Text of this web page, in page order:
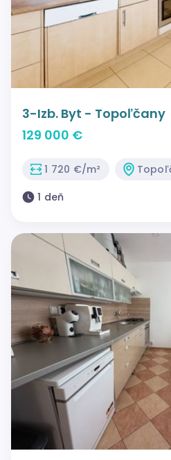
3-Izb. Byt - Topoľčany
129 000 €
1 720 €/m²
1 deň